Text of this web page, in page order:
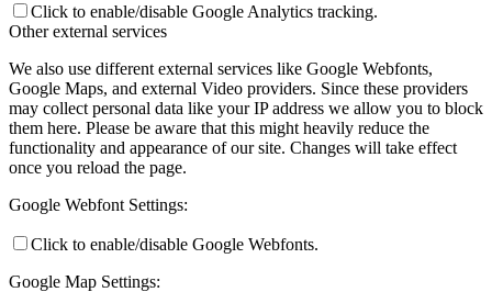
Click to enable/disable Google Analytics tracking.
Other external services
We also use different external services like Google Webfonts,
Google Maps, and external Video providers. Since these providers
may collect personal data like your IP address we allow you to block
them here. Please be aware that this might heavily reduce the
functionality and appearance of our site. Changes will take effect
once you reload the page.
Google Webfont Settings:
Click to enable/disable Google Webfonts.
Google Map Settings: